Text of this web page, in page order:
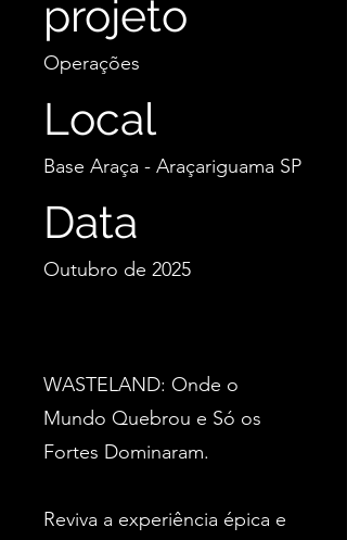
projeto
Operações
Local
Base Araça - Araçariguama SP
Data
Outubro de 2025
WASTELAND: Onde o
Mundo Quebrou e Só os
Fortes Dominaram.
Reviva a experiência épica e